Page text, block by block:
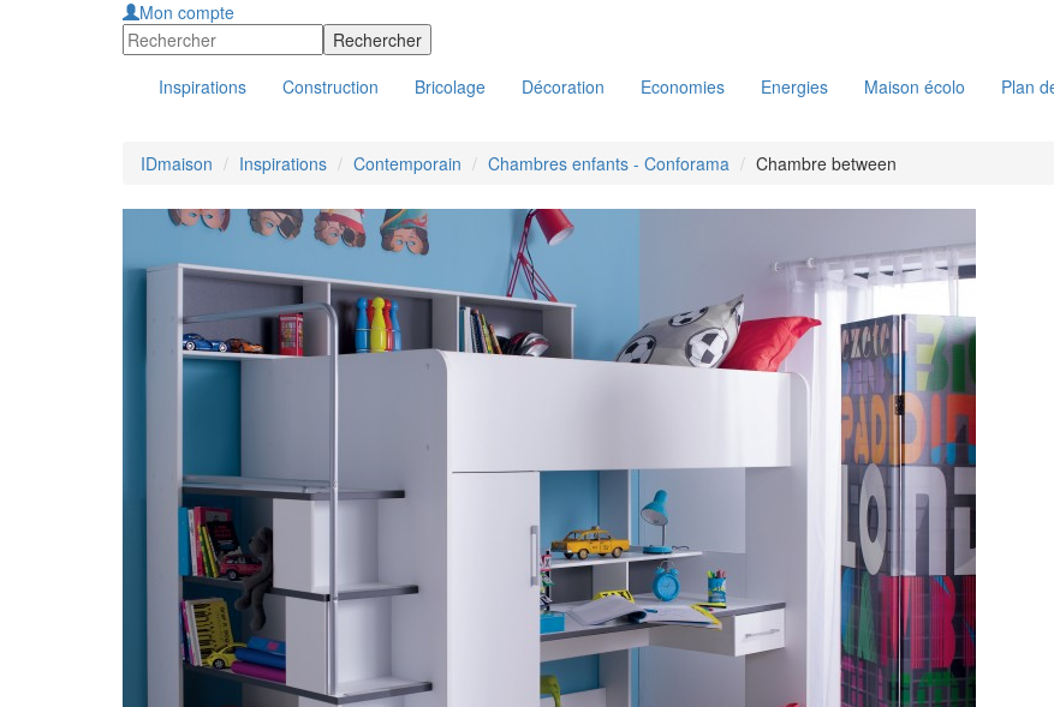
Mon compte
Inspirations Construction Bricolage Décoration Economies Energies Maison écolo Plan
IDmaison Inspirations Contemporain Chambres enfants - Conforama Chambre between